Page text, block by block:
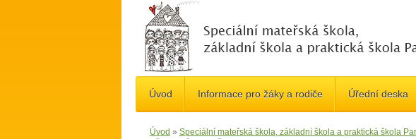
Úvod Informace pro žáky a rodiče Úřední deska
Úvod » Speciální mateřská škola, základní škola a praktická škola